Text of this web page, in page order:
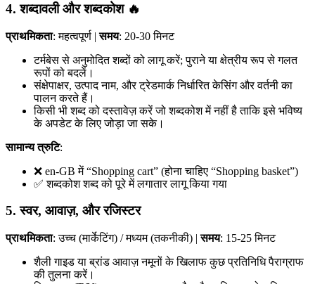
4. शब्दावली और शब्दकोश 🔥
प्राथमिकता: महत्वपूर्ण |समय: 20-30 मिनट
टर्मबेस से अनुमोदित शब्दों को लागू करें; पुराने या क्षेत्रीय रूप से गलत
रूपों को बदलें।
संक्षेपाक्षर, उत्पाद नाम, और ट्रेडमार्क निर्धारित केसिंग और वर्तनी का
पालन करते हैं।
किसी भी शब्द को दस्तावेज़ करें जो शब्दकोश में नहीं है ताकि इसे भविष्य
के अपडेट के लिए जोड़ा जा सके।
सामान्य त्रुटि:
❌ en-GB में “Shopping cart” (होना चाहिए “Shopping basket”)
✅ शब्दकोश शब्द को पूरे में लगातार लागू किया गया
5. स्वर, आवाज़, और रजिस्टर
प्राथमिकता: उच्च (मार्केटिंग) / मध्यम (तकनीकी) |समय: 15-25 मिनट
शैली गाइड या ब्रांड आवाज़ नमूनों के खिलाफ कुछ प्रतिनिधि पैराग्राफ
की तुलना करें।